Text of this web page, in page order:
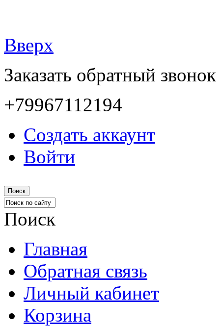
Вверх
Заказать обратный звонок
+79967112194
Создать аккаунт
Войти
Поиск
Поиск
Главная
Обратная связь
Личный кабинет
Корзина